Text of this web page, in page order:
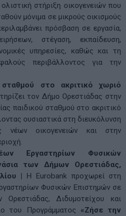
στήριξη οικογενειών που
μόνιμα σε μικρούς οικισμούς
πρόσβαση σε εργασία,
στέγαση, εκπαίδευση,
υπηρεσίες, καθώς και τη
περιβάλλοντος για την
σταθμού στο ακριτικό χωριό
τον Δήμο Ορεστιάδας στην
παιδικού σταθμού στο ακριτικό
ουσιαστικά στη διευκόλυνση
νέων οικογενειών και στην
Εργαστηρίων Φυσικών
των Δήμων Ορεστιάδας,
|
Η Eurobank προχωρεί στη
Φυσικών Επιστημών σε
Διδυμοτείχου και
του Προγράμματος «Ζήσε την